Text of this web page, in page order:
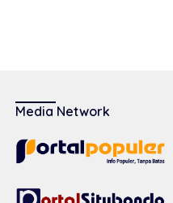
Media Network